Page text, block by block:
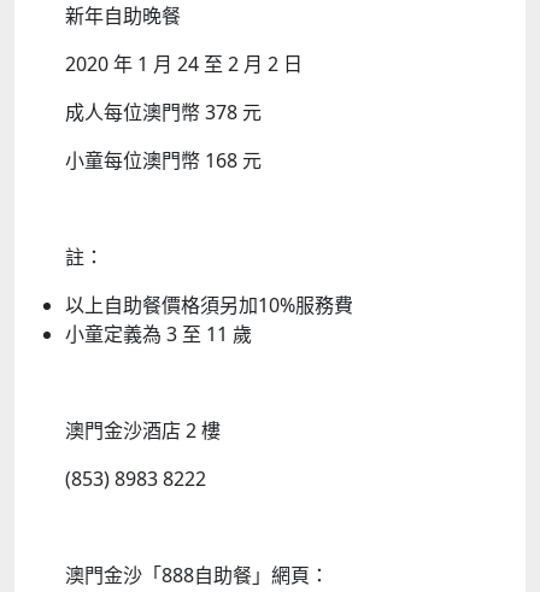
新年自助晚餐
2020 年 1 月 24 至 2 月 2 日
成人每位澳門幣 378 元
小童每位澳門幣 168 元
註：
以上自助餐價格須另加10%服務費
小童定義為 3 至 11 歲
澳門金沙酒店 2 樓
(853) 8983 8222
澳門金沙「888自助餐」網頁：